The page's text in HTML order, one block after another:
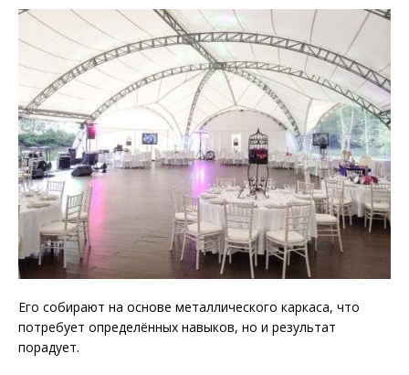
Его собирают на основе металлического каркаса, что
потребует определённых навыков, но и результат
порадует.